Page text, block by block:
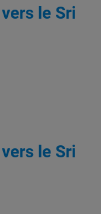
le Sri
le Sri